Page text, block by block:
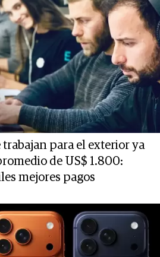
para el exterior ya
de US$ 1.800:
mejores pagos